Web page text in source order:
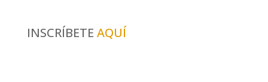
INSCRÍBETE AQUÍ